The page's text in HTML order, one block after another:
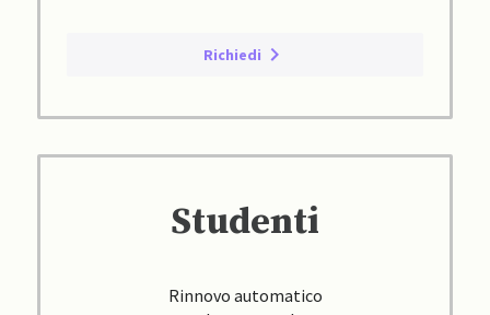
Richiedi
Studenti
Rinnovo automatico